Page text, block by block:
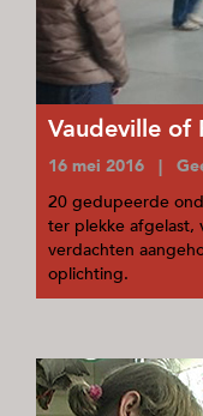
Vaudeville of
16 mei 2016 |
20 gedupeerde
ter plekke afgelast,
verdachten
oplichting.